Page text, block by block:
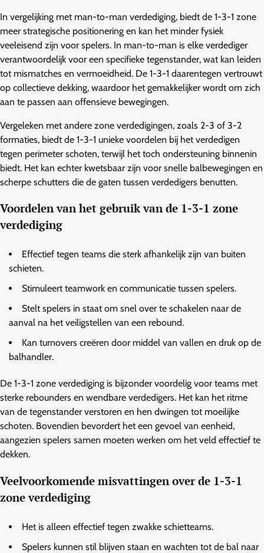
In vergelijking met man-to-man verdediging, biedt de 1-3-1 zone
meer strategische positionering en kan het minder fysiek
veeleisend zijn voor spelers. In man-to-man is elke verdediger
verantwoordelijk voor een specifieke tegenstander, wat kan leiden
tot mismatches en vermoeidheid. De 1-3-1 daarentegen vertrouwt
op collectieve dekking, waardoor het gemakkelijker wordt om zich
aan te passen aan offensieve bewegingen.
Vergeleken met andere zone verdedigingen, zoals 2-3 of 3-2
formaties, biedt de 1-3-1 unieke voordelen bij het verdedigen
tegen perimeter schoten, terwijl het toch ondersteuning binnenin
biedt. Het kan echter kwetsbaar zijn voor snelle balbewegingen en
scherpe schutters die de gaten tussen verdedigers benutten.
Voordelen van het gebruik van de 1-3-1 zone
verdediging
Effectief tegen teams die sterk afhankelijk zijn van buiten
schieten.
Stimuleert teamwork en communicatie tussen spelers.
Stelt spelers in staat om snel over te schakelen naar de
aanval na het veiligstellen van een rebound.
Kan turnovers creëren door middel van vallen en druk op de
balhandler.
De 1-3-1 zone verdediging is bijzonder voordelig voor teams met
sterke rebounders en wendbare verdedigers. Het kan het ritme
van de tegenstander verstoren en hen dwingen tot moeilijke
schoten. Bovendien bevordert het een gevoel van eenheid,
aangezien spelers samen moeten werken om het veld effectief te
dekken.
Veelvoorkomende misvattingen over de 1-3-1
zone verdediging
Het is alleen effectief tegen zwakke schietteams.
Spelers kunnen stil blijven staan en wachten tot de bal naar